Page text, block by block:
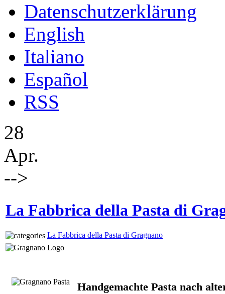
Datenschutzerklärung
English
Italiano
Español
RSS
28
Apr.
-->
La Fabbrica della Pasta di
La Fabbrica della Pasta di Gragnano
Handgemachte Pasta nach